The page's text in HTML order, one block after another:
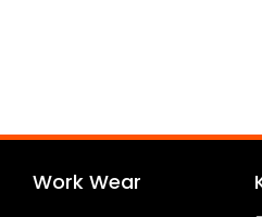
Work Wear